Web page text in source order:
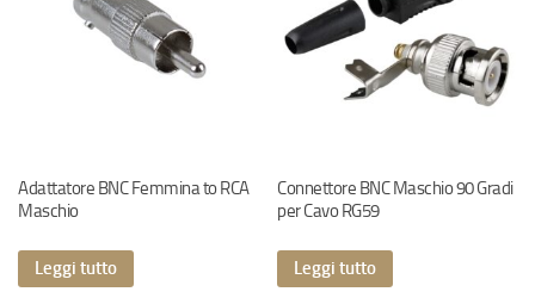
Adattatore BNC Femmina to RCA
Maschio
Leggi tutto
Connettore BNC Maschio 90 Gradi
per Cavo RG59
Leggi tutto